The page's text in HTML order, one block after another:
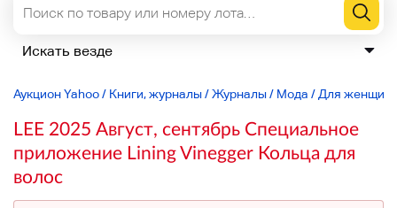
Аукцион Yahoo/ Книги, журналы/Журналы/ Мода / Для женщин
LEE 2025 Август, сентябрь Специальное
приложение Lining Vinegger Кольца для
волос